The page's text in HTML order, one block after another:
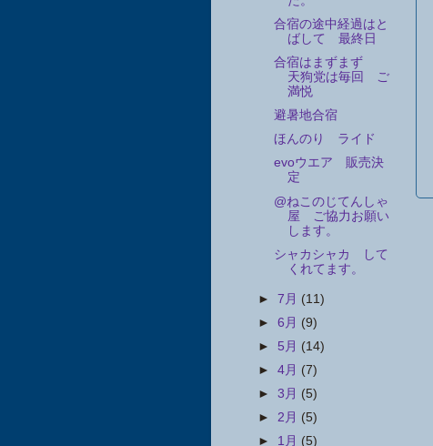
合宿の途中経過はと
ばして 最終日
合宿はまずまず
天狗党は毎回 ご
満悦
避暑地合宿
ほんのり ライド
evoウエア 販売決
定
@ねこのじてんしゃ
屋 ご協力お願い
します。
シャカシャカ して
くれてます。
►7月 (11)
►6月 (9)
► 5月 (14)
►4月 (7)
►3月 (5)
►2月 (5)
► 1月 (5)